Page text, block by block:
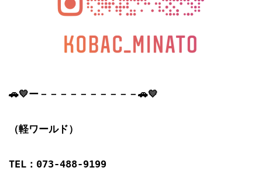
🚗💛ー－－－－－－－－－－🚗💛
（軽ワールド）
TEL：073-488-9199